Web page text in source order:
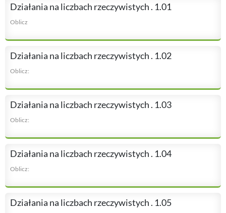
Działania na liczbach rzeczywistych . 1.01
Oblicz
Działania na liczbach rzeczywistych . 1.02
Oblicz:
Działania na liczbach rzeczywistych . 1.03
Oblicz:
Działania na liczbach rzeczywistych . 1.04
Oblicz:
Działania na liczbach rzeczywistych . 1.05